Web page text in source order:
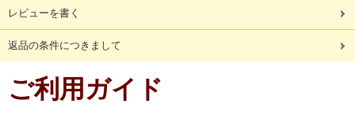
レビューを書く
返品の条件につきまして
ご利用ガイド